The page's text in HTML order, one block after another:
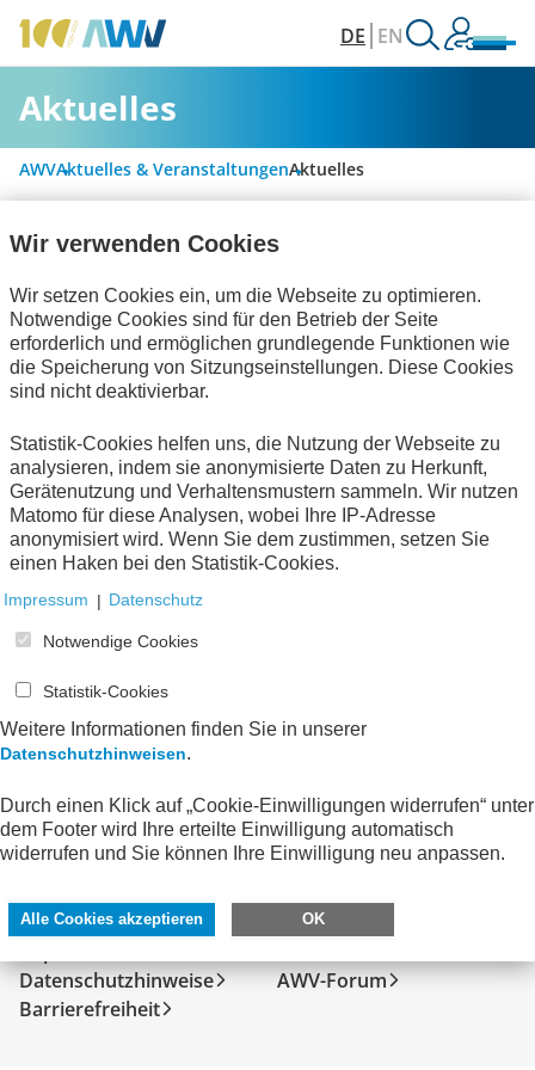
DE EN
Aktuelles
AWVAktuelles & VeranstaltungenAktuelles
Digitalisierung & Modernisierung
Technische Standards
Publikationen
zum Verein
Keine Nachrichten verfügbar.
SERVICE
Kontakt
Datenschutzhinweise
Barrierefreiheit
DIREKT ZU
FeRD
AWV-Forum
Wir verwenden Cookies
Wir setzen Cookies ein, um die Webseite zu optimieren.
Notwendige Cookies sind für den Betrieb der Seite
erforderlich und ermöglichen grundlegende Funktionen wie
die Speicherung von Sitzungseinstellungen. Diese Cookies
sind nicht deaktivierbar.
Statistik-Cookies helfen uns, die Nutzung der Webseite zu
analysieren, indem sie anonymisierte Daten zu Herkunft,
Gerätenutzung und Verhaltensmustern sammeln. Wir nutzen
Matomo für diese Analysen, wobei Ihre IP-Adresse
anonymisiert wird. Wenn Sie dem zustimmen, setzen Sie
einen Haken bei den Statistik-Cookies.
Impressum | Datenschutz
Notwendige Cookies
Statistik-Cookies
Weitere Informationen finden Sie in unserer
Datenschutzhinweisen.
Durch einen Klick auf „Cookie-Einwilligungen widerrufen“ unter
dem Footer wird Ihre erteilte Einwilligung automatisch
widerrufen und Sie können Ihre Einwilligung neu anpassen.
Alle Cookies akzeptieren OK